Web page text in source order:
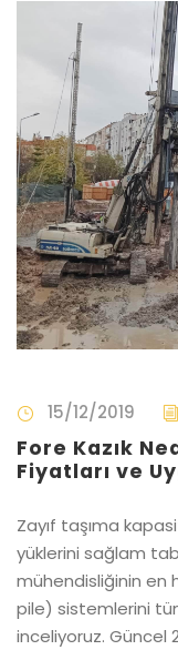
15/12/2019
Fore Kazık
Fiyatları ve
Zayıf taşıma
yüklerini sağlam
mühendisliğinin en
pile) sistemlerini
inceliyoruz. Güncel